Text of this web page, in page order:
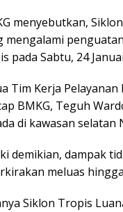
menyebutkan,
mengalami
pada Sabtu, 24
Tim Kerja
BMKG, Teguh
di kawasan selatan
demikian, dampak
meluas
Siklon Tropis